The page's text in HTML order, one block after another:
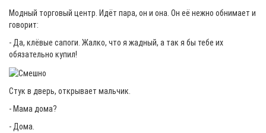
Модный торговый центр. Идёт пара, он и она. Он её нежно обнимает и
говорит:
- Да, клёвые сапоги. Жалко, что я жадный, а так я бы тебе их
обязательно купил!
Стук в дверь, открывает мальчик.
- Мама дома?
- Дома.